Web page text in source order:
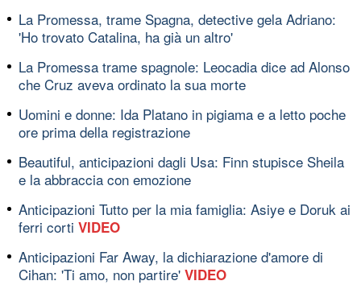
La Promessa, trame Spagna, detective gela Adriano:
'Ho trovato Catalina, ha già un altro'
La Promessa trame spagnole: Leocadia dice ad Alonso
che Cruz aveva ordinato la sua morte
Uomini e donne: Ida Platano in pigiama e a letto poche
ore prima della registrazione
Beautiful, anticipazioni dagli Usa: Finn stupisce Sheila
e la abbraccia con emozione
Anticipazioni Tutto per la mia famiglia: Asiye e Doruk ai
ferri corti VIDEO
Anticipazioni Far Away, la dichiarazione d'amore di
Cihan: 'Ti amo, non partire' VIDEO